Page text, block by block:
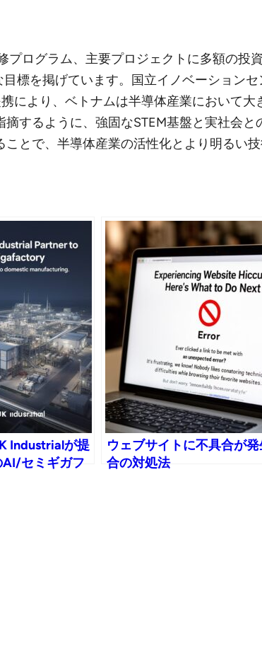
ログラム、主要プロジェクトに多額の投
標を掲げています。国立イノベーションセ
により、ベトナムは半導体産業において
するように、強固なSTEM基盤と実社会と
とで、半導体産業の活性化とより明るい
Industrialが提
セミギガフ
ウェブサイトに不具合が
合の対処法